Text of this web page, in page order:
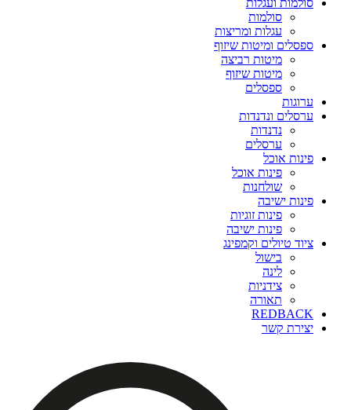
סולמות ועגלות
סולמות
עגלות ומריצות
ספסלים ומיטות שיזוף
מיטות רביצה
מיטות שיזוף
ספסלים
ערוגות
ערסלים ונדנדות
נדנדות
ערסלים
פינות אוכל
פינות אוכל
שולחנות
פינות ישיבה
פינות זוגיות
פינות ישיבה
ציוד טיולים וקמפינג
בישול
לינה
צידניות
תאורה
REDBACK
יצירת קשר